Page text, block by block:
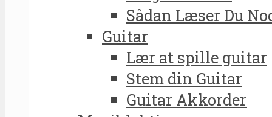
Sådan Læser Du
Guitar
Lær at spille guitar
Stem din Guitar
Guitar Akkorder